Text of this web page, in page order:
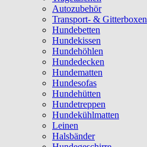
Autozubehör
Transport- & Gitterboxen
Hundebetten
Hundekissen
Hundehöhlen
Hundedecken
Hundematten
Hundesofas
Hundehütten
Hundetreppen
Hundekühlmatten
Leinen
Halsbänder